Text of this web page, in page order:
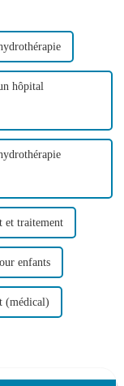
hôpital
et traitement
enfants
(médical)